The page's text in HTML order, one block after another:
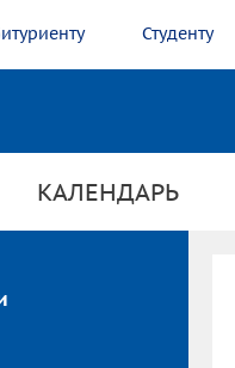
Студенту
КАЛЕНДАРЬ